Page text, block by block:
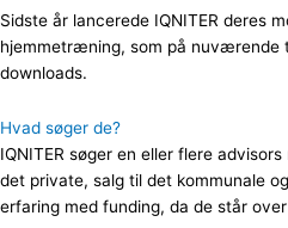
Sidste år lancerede IQNITER deres
hjemmetræning, som på nuværende
downloads.
Hvad søger de?
IQNITER søger en eller flere
det private, salg til det kommunale
erfaring med funding, da de står